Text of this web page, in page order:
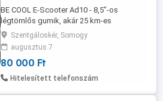
BE COOL E-Scooter Ad10 - 8,5"-os
légtömlős gumik, akár 25 km-es
hatótávolság. 2024 es keveset használt
dobozával -töltő-papirok-szerszám.
Teljesítmény elektronikus jellemzők LED-
es fényforrás Lítium-ion akkumulátor
Tápellátás: 36 V 7500 (mAh) kapacitás
25 km Akkumulátor ...
Szentgáloskér, Somogy
augusztus 7
80 000 Ft
Hitelesített telefonszám